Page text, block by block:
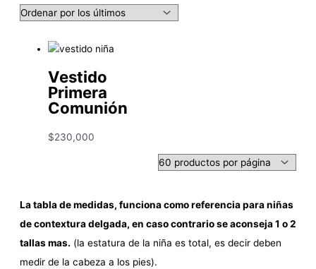
La tabla de medidas, funciona como referencia para niñas
de contextura delgada, en caso contrario se aconseja 1 o 2
tallas mas. (la estatura de la niña es total, es decir deben
medir de la cabeza a los pies).
Vestido
Primera
Comunión
$230,000